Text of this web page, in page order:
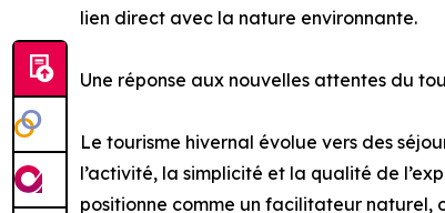
lien direct avec la nature environnante.
Une réponse aux nouvelles attentes du
Le tourisme hivernal évolue vers des
l’activité, la simplicité et la qualité de
positionne comme un facilitateur naturel,